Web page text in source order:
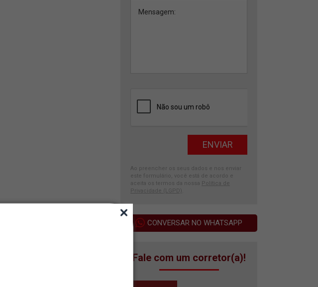
Ao preencher os seus dados e nos enviar
este formulário, você está de acordo e
aceita os termos da nossa
Política de
Privacidade (LGPD)
CONVERSAR NO WHATSAPP
Fale com um corretor(a)!